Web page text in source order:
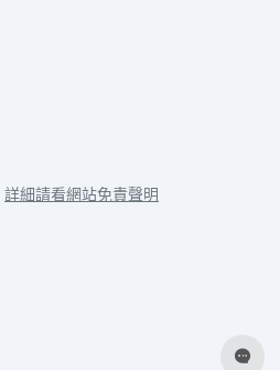
詳細請看網站免責聲明